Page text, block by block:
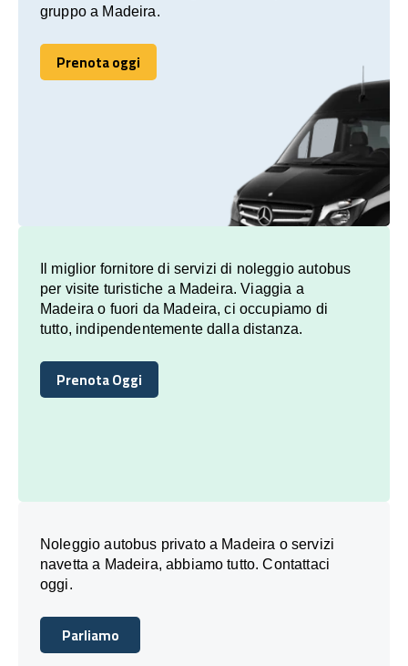
gruppo a Madeira.
Prenota oggi
Prenota oggi
Il miglior fornitore di servizi di noleggio autobus
per visite turistiche a Madeira. Viaggia a
Madeira o fuori da Madeira, ci occupiamo di
tutto, indipendentemente dalla distanza.
Prenota Oggi
Prenota Oggi
Noleggio autobus privato a Madeira o servizi
navetta a Madeira, abbiamo tutto. Contattaci
oggi.
Parliamo
Parliamo